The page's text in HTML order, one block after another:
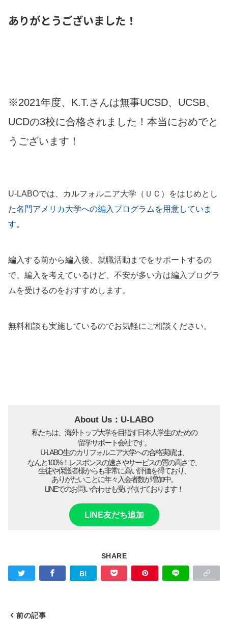
ありがとうございました！
※2021年度、K.T.さんは無事UCSD、UCSB、
UCDの3校に合格されました！本当におめでと
うございます！
U-LABOでは、カルフォルニア大学（ＵＣ）をはじめとし
た名門アメリカ大学への編入プログラムを用意していま
す。
編入する前から編入後、就職活動までをサポートするの
で、編入を考えているけど、不安が多い方は編入プログラ
ムを受けるのをおすすめします。
無料相談も実施しているのでお気軽にご相談ください。
About Us：U-LABO
私たちは、海外トップ大学を目指す日本人学生のための
留学サポート会社です。
U-LABO生のカリフォルニア大学への合格実績は、
なんと100%！レスポンスの速さやサービスの質の高さで、
生徒や保護者様からも非常に高い評価を得ており、
ありがたいことに年々入会者数が増加中。
LINEでのお問い合わせも受け付けております！
LINE友だち追加
SHARE
前の記事